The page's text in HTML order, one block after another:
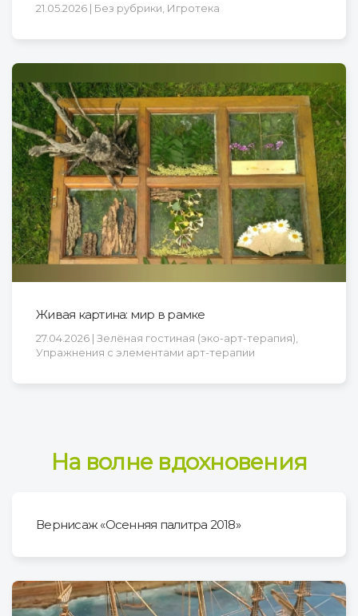
21.05.2026 | Без рубрики, Игротека
Живая картина: мир в рамке
27.04.2026 | Зелёная гостиная (эко-арт-терапия),
Упражнения с элементами арт-терапии
На волне вдохновения
Вернисаж «Осенняя палитра 2018»